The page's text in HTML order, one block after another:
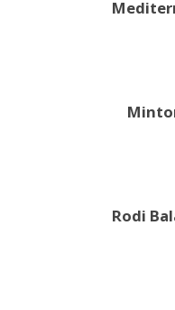
Rodi